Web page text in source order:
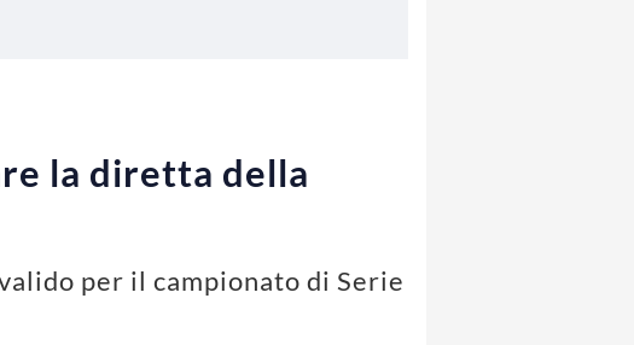
la diretta della
per il campionato di Serie